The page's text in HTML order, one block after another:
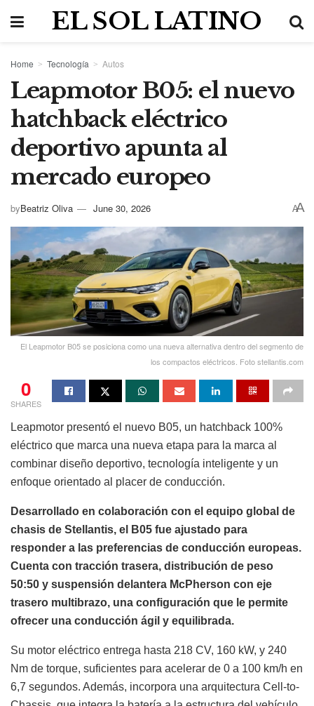
EL SOL LATINO
Home Tecnología Autos
Leapmotor B05: el nuevo
hatchback eléctrico
deportivo apunta al
mercado europeo
byBeatriz Oliva June 30, 2026 AA
El Leapmotor B05 se posiciona como una nueva alternativa dentro del segmento de
los compactos eléctricos. Foto stellantis.com
0
SHARES
Leapmotor presentó el nuevo B05, un hatchback 100%
eléctrico que marca una nueva etapa para la marca al
combinar diseño deportivo, tecnología inteligente y un
enfoque orientado al placer de conducción.
Desarrollado en colaboración con el equipo global de
chasis de Stellantis, el B05 fue ajustado para
responder a las preferencias de conducción europeas.
Cuenta con tracción trasera, distribución de peso
50:50 y suspensión delantera McPherson con eje
trasero multibrazo, una configuración que le permite
ofrecer una conducción ágil y equilibrada.
Su motor eléctrico entrega hasta 218 CV, 160 kW, y 240
Nm de torque, suficientes para acelerar de 0 a 100 km/h en
6,7 segundos. Además, incorpora una arquitectura Cell-to-